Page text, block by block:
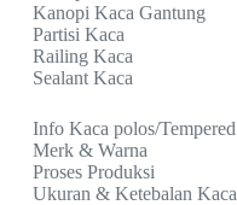
Kanopi Kaca Gantung
Partisi Kaca
Railing Kaca
Sealant Kaca
Info Kaca polos/Tempered
Merk & Warna
Proses Produksi
Ukuran & Ketebalan Kaca